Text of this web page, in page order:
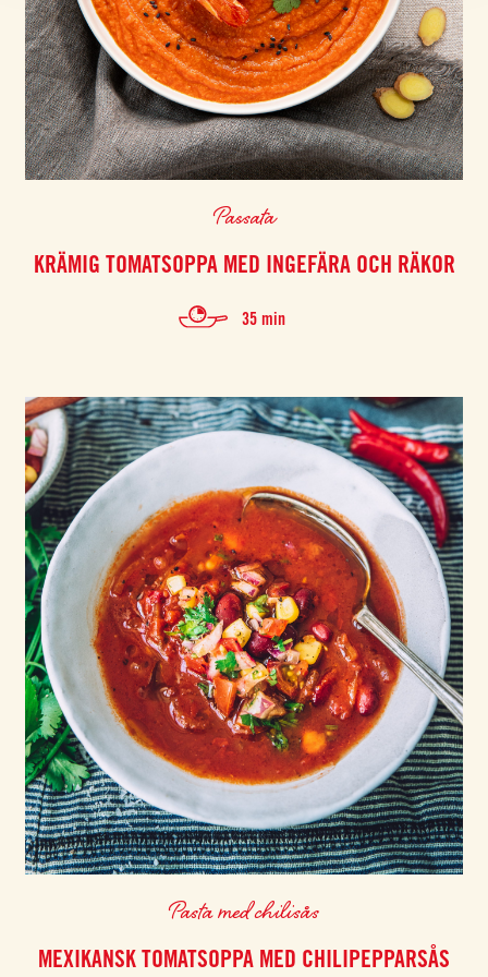
Passata
KRÄMIG TOMATSOPPA MED INGEFÄRA OCH RÄKOR
35 min
Pasta med chilisås
MEXIKANSK TOMATSOPPA MED CHILIPEPPARSÅS